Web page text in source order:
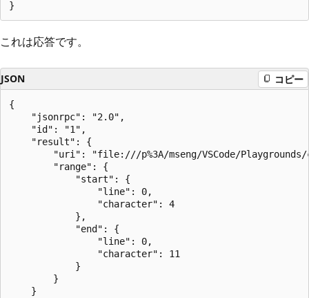
これは応答です。
JSON コピー
{
    "jsonrpc": "2.0",
    "id": "1",
    "result": {
"uri": "file:///p%3A/mseng/VSCode/
        "range": {
            "start": {
                "line": 0,
                "character": 4
            },
            "end": {
                "line": 0,
                "character": 11
            }
        }
    }